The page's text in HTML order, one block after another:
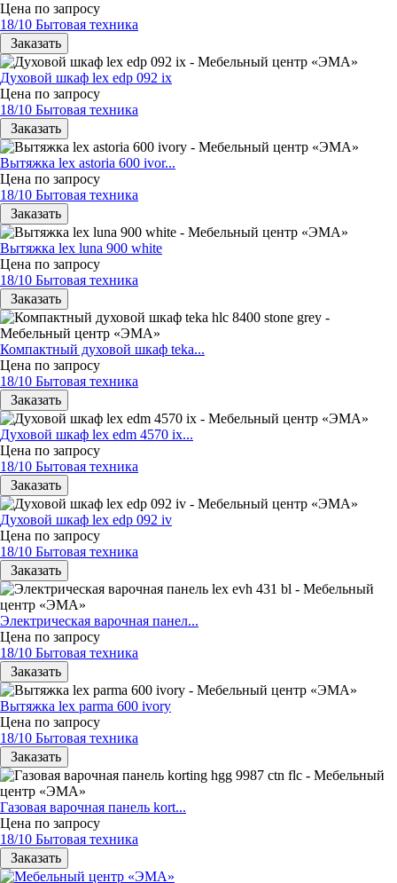
Цена по запросу
18/10 Бытовая техника
Заказать
Духовой шкаф lex edp 092 ix
Цена по запросу
18/10 Бытовая техника
Заказать
Вытяжка lex astoria 600 ivor...
Цена по запросу
18/10 Бытовая техника
Заказать
Вытяжка lex luna 900 white
Цена по запросу
18/10 Бытовая техника
Заказать
Компактный духовой шкаф teka...
Цена по запросу
18/10 Бытовая техника
Заказать
Духовой шкаф lex edm 4570 ix...
Цена по запросу
18/10 Бытовая техника
Заказать
Духовой шкаф lex edp 092 iv
Цена по запросу
18/10 Бытовая техника
Заказать
Электрическая варочная панел...
Цена по запросу
18/10 Бытовая техника
Заказать
Вытяжка lex parma 600 ivory
Цена по запросу
18/10 Бытовая техника
Заказать
Газовая варочная панель kort...
Цена по запросу
18/10 Бытовая техника
Заказать